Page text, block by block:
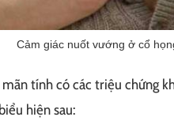
Cảm giác nuốt vướng ở cổ
tính có các triệu chứng
hiện sau: